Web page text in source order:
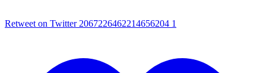
Retweet on Twitter 2067226462214656204 1